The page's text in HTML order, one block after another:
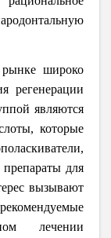
широко
регенерации
являются
которые
для
вызывают
лечении